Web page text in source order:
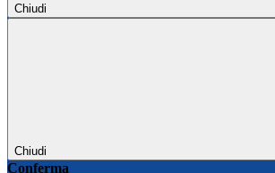
Chiudi
Chiudi
Conferma